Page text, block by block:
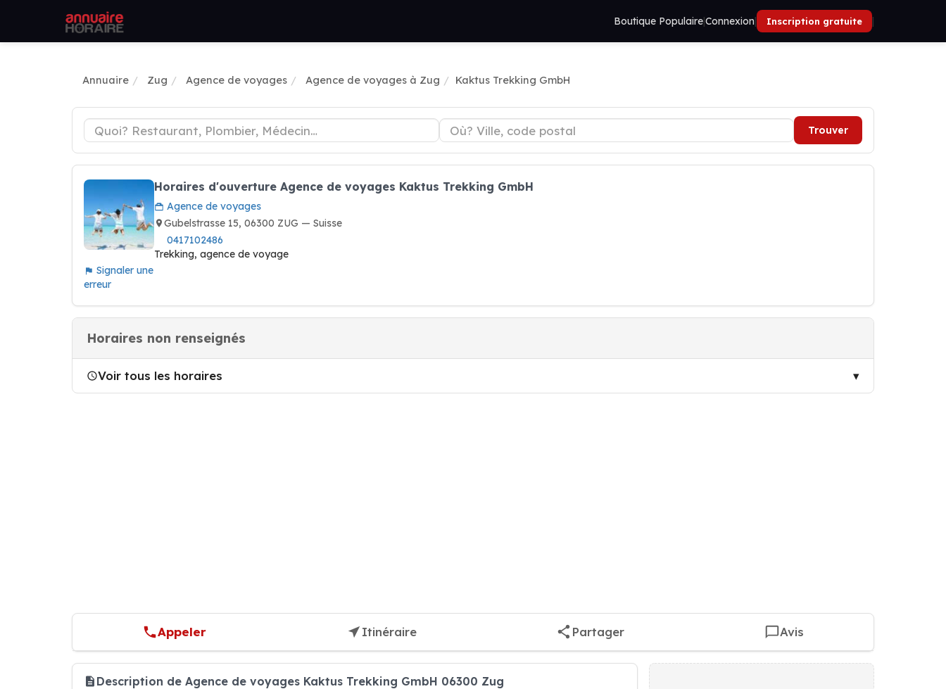
Boutique Populaire|Connexion| Inscription gratuite |
Annuaire Zug Agence de voyages Agence de voyages à Zug Kaktus Trekking GmbH
Trouver
Signaler une
erreur
Horaires d'ouverture Agence de voyages Kaktus Trekking GmbH
Agence de voyages
Gubelstrasse 15, 06300 ZUG — Suisse
0417102486
Trekking, agence de voyage
Horaires non renseignés
Voir tous les horaires
Appeler Itinéraire Partager Avis
Description de Agence de voyages Kaktus Trekking GmbH 06300 Zug